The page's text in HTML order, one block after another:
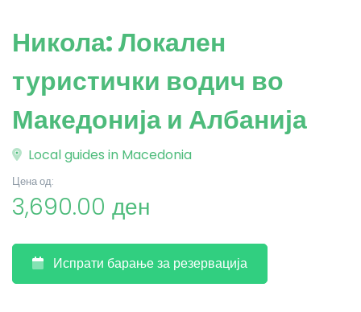
Никола: Локален
туристички водич во
Македонија и Албанија
Local guides in Macedonia
Цена од:
3,690.00 ден
Испрати барање за резервација